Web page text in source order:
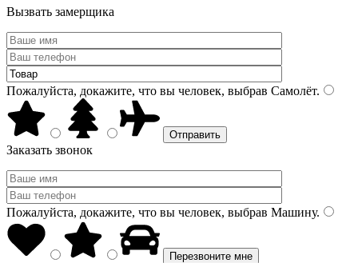
Вызвать замерщика
Пожалуйста, докажите, что вы человек, выбрав Самолёт.
Заказать звонок
Пожалуйста, докажите, что вы человек, выбрав Машину.